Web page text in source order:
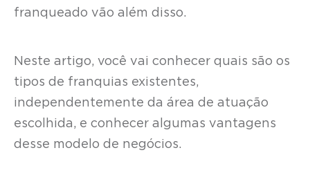
franqueado vão além disso.
Neste artigo, você vai conhecer quais são os
tipos de franquias existentes,
independentemente da área de atuação
escolhida, e conhecer algumas vantagens
desse modelo de negócios.